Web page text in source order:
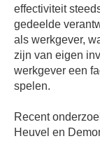
effectiviteit
gedeelde
als werkgever,
zijn van eigen
werkgever een
spelen.
Recent
Heuvel en